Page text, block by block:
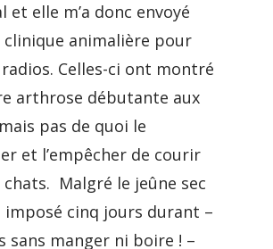
et elle m’a donc envoyé
clinique animalière pour
Celles-ci ont montré
arthrose débutante aux
pas de quoi le
et l’empêcher de courir
chats. Malgré le jeûne sec
imposé cinq jours durant –
sans manger ni boire ! –